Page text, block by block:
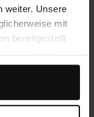
weiter. Unsere
mit
bereitgestellt
der Dienste
Werbe- und
Fransen der
weiß-grüne
gearbeitet.
Spray von